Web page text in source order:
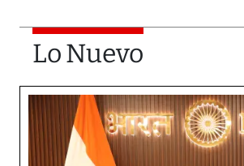
Lo Nuevo